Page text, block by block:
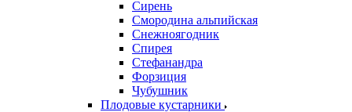
Сирень
Смородина альпийская
Снежноягодник
Спирея
Стефанандра
Форзиция
Чубушник
Плодовые кустарники